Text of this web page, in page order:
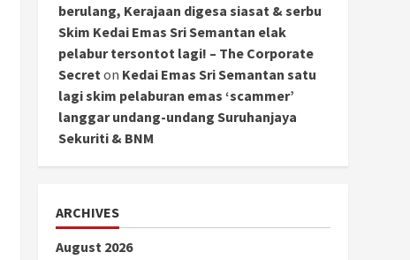
berulang, Kerajaan digesa siasat & serbu
Skim Kedai Emas Sri Semantan elak
pelabur tersontot lagi! – The Corporate
Secret on Kedai Emas Sri Semantan satu
lagi skim pelaburan emas ‘scammer’
langgar undang-undang Suruhanjaya
Sekuriti & BNM
ARCHIVES
August 2026